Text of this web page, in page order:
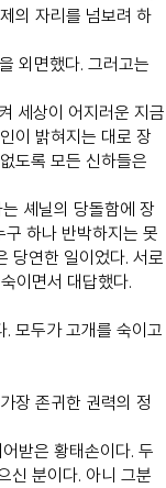
의 자리를 넘보려 하
외면했다. 그러고는
세상이 어지러운 지금
이 밝혀지는 대로 장
도록 모든 신하들은
셰닐의 당돌함에 장
하나 반박하지는 못
당연한 일이었다. 서로
이면서 대답했다.
모두가 고개를 숙이고
장 존귀한 권력의 정
받은 황태손이다. 두
신 분이다. 아니 그분